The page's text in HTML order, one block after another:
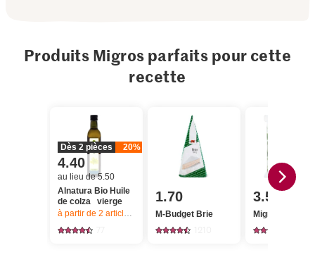
Produits Migros parfaits pour cette
recette
Dès 2 pièces 20%
4.40
au lieu de 5.50
Alnatura Bio Huile
de colza vierge
à partir de 2 articles, Offre valable du 6.8 au 12.8.2026, jusqu’à
1.70
M-Budget Brie
3.50
Migros